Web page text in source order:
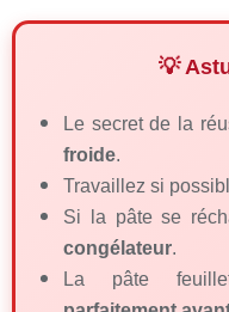
💡
Le secret de la
froide.
Travaillez si
Si la pâte se
congélateur.
La pâte